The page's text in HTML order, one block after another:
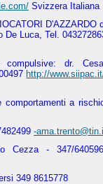
Svizzera Italiana
D'AZZARDO
De Luca, Tel.
dr.
http://
comportamenti a
-
Cezza - 347/
349 8615778